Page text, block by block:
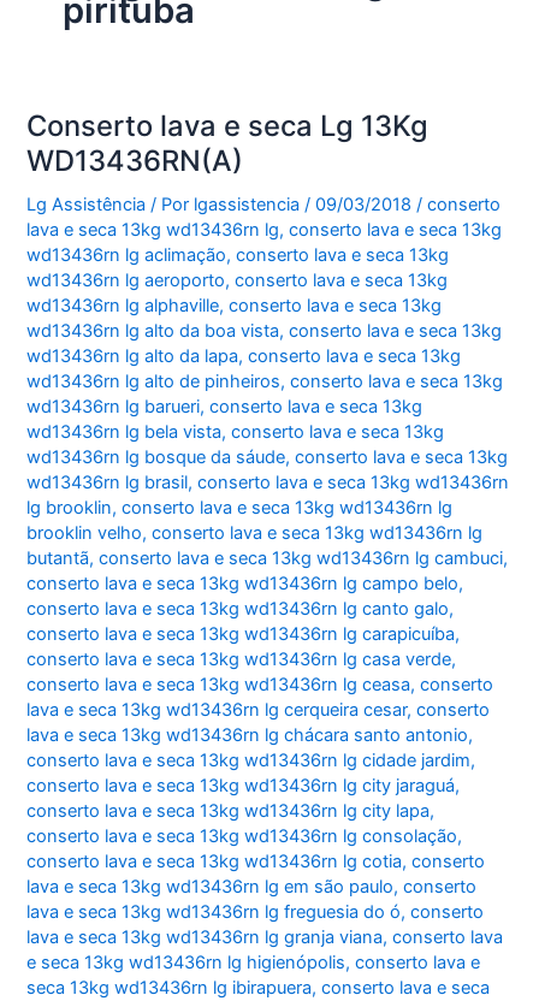
pirituba
Conserto lava e seca Lg 13Kg
WD13436RN(A)
Lg Assistência / Por lgassistencia/09/03/2018 /conserto
lava e seca 13kg wd13436rn lg,conserto lava e seca 13kg
wd13436rn lg aclimação,conserto lava e seca 13kg
wd13436rn lg aeroporto,conserto lava e seca 13kg
wd13436rn lg alphaville,conserto lava e seca 13kg
wd13436rn lg alto da boa vista,conserto lava e seca 13kg
wd13436rn lg alto da lapa,conserto lava e seca 13kg
wd13436rn lg alto de pinheiros,conserto lava e seca 13kg
wd13436rn lg barueri,conserto lava e seca 13kg
wd13436rn lg bela vista,conserto lava e seca 13kg
wd13436rn lg bosque da sáude,conserto lava e seca 13kg
wd13436rn lg brasil,conserto lava e seca 13kg wd13436rn
lg brooklin,conserto lava e seca 13kg wd13436rn lg
brooklin velho,conserto lava e seca 13kg wd13436rn lg
butantã,conserto lava e seca 13kg wd13436rn lg cambuci,
conserto lava e seca 13kg wd13436rn lg campo belo,
conserto lava e seca 13kg wd13436rn lg canto galo,
conserto lava e seca 13kg wd13436rn lg carapicuíba,
conserto lava e seca 13kg wd13436rn lg casa verde,
conserto lava e seca 13kg wd13436rn lg ceasa,conserto
lava e seca 13kg wd13436rn lg cerqueira cesar,conserto
lava e seca 13kg wd13436rn lg chácara santo antonio,
conserto lava e seca 13kg wd13436rn lg cidade jardim,
conserto lava e seca 13kg wd13436rn lg city jaraguá,
conserto lava e seca 13kg wd13436rn lg city lapa,
conserto lava e seca 13kg wd13436rn lg consolação,
conserto lava e seca 13kg wd13436rn lg cotia,conserto
lava e seca 13kg wd13436rn lg em são paulo,conserto
lava e seca 13kg wd13436rn lg freguesia do ó,conserto
lava e seca 13kg wd13436rn lg granja viana,conserto lava
e seca 13kg wd13436rn lg higienópolis,conserto lava e
seca 13kg wd13436rn lg ibirapuera,conserto lava e seca